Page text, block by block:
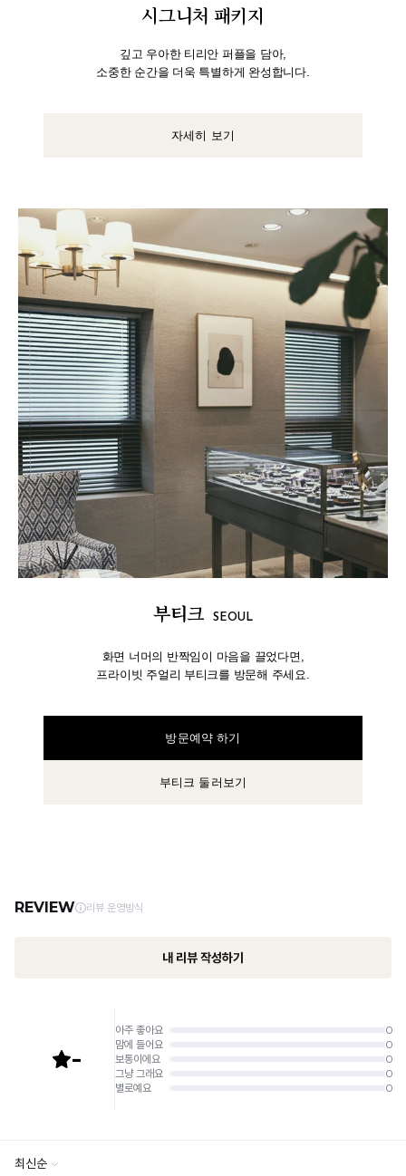
시그니처 패키지
깊고 우아한 티리안 퍼플을 담아,
소중한 순간을 더욱 특별하게 완성합니다.
자세히 보기
부티크 SEOUL
화면 너머의 반짝임이 마음을 끌었다면,
프라이빗 주얼리 부티크를 방문해 주세요.
방문예약 하기
부티크 둘러보기